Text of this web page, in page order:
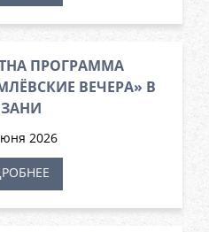
ПРОГРАММА
ВЕЧЕРА» В
2026